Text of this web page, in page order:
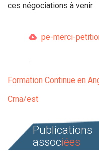
ces négociations à venir.
pe-merci-
Formation Continue en
Crna/est
Publications
associées